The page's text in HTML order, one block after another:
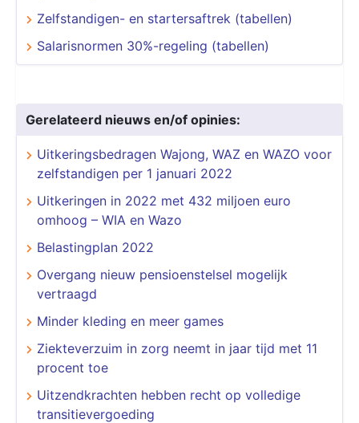
Zelfstandigen- en startersaftrek (tabellen)
Salarisnormen 30%-regeling (tabellen)
Gerelateerd nieuws en/of opinies:
Uitkeringsbedragen Wajong, WAZ en WAZO voor
zelfstandigen per 1 januari 2022
Uitkeringen in 2022 met 432 miljoen euro
omhoog – WIA en Wazo
Belastingplan 2022
Overgang nieuw pensioenstelsel mogelijk
vertraagd
Minder kleding en meer games
Ziekteverzuim in zorg neemt in jaar tijd met 11
procent toe
Uitzendkrachten hebben recht op volledige
transitievergoeding